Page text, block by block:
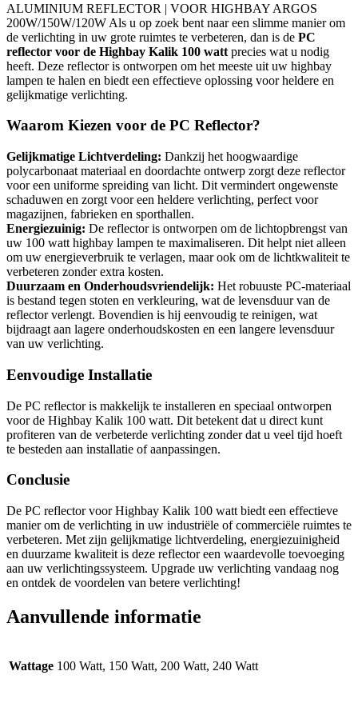
ALUMINIUM REFLECTOR | VOOR HIGHBAY ARGOS
200W/150W/120W Als u op zoek bent naar een slimme manier om
de verlichting in uw grote ruimtes te verbeteren, dan is de PC
reflector voor de Highbay Kalik 100 watt precies wat u nodig
heeft. Deze reflector is ontworpen om het meeste uit uw highbay
lampen te halen en biedt een effectieve oplossing voor heldere en
gelijkmatige verlichting.
Waarom Kiezen voor de PC Reflector?
Gelijkmatige Lichtverdeling: Dankzij het hoogwaardige
polycarbonaat materiaal en doordachte ontwerp zorgt deze reflector
voor een uniforme spreiding van licht. Dit vermindert ongewenste
schaduwen en zorgt voor een heldere verlichting, perfect voor
magazijnen, fabrieken en sporthallen.
Energiezuinig: De reflector is ontworpen om de lichtopbrengst van
uw 100 watt highbay lampen te maximaliseren. Dit helpt niet alleen
om uw energieverbruik te verlagen, maar ook om de lichtkwaliteit te
verbeteren zonder extra kosten.
Duurzaam en Onderhoudsvriendelijk: Het robuuste PC-materiaal
is bestand tegen stoten en verkleuring, wat de levensduur van de
reflector verlengt. Bovendien is hij eenvoudig te reinigen, wat
bijdraagt aan lagere onderhoudskosten en een langere levensduur
van uw verlichting.
Eenvoudige Installatie
De PC reflector is makkelijk te installeren en speciaal ontworpen
voor de Highbay Kalik 100 watt. Dit betekent dat u direct kunt
profiteren van de verbeterde verlichting zonder dat u veel tijd hoeft
te besteden aan installatie of aanpassingen.
Conclusie
De PC reflector voor Highbay Kalik 100 watt biedt een effectieve
manier om de verlichting in uw industriële of commerciële ruimtes te
verbeteren. Met zijn gelijkmatige lichtverdeling, energiezuinigheid
en duurzame kwaliteit is deze reflector een waardevolle toevoeging
aan uw verlichtingssysteem. Upgrade uw verlichting vandaag nog
en ontdek de voordelen van betere verlichting!
Aanvullende informatie
Wattage 100 Watt, 150 Watt, 200 Watt, 240 Watt